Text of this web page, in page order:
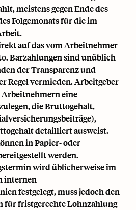
meistens gegen Ende des
Folgemonats für die im
auf das vom Arbeitnehmer
Barzahlungen sind unüblich
der Transparenz und
Regel vermieden. Arbeitgeber
eine
die Bruttogehalt,
detailliert ausweist.
in Papier- oder
werden.
wird üblicherweise im
internen
festgelegt, muss jedoch den
für fristgerechte Lohnzahlung